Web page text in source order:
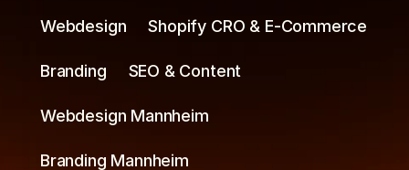
Webdesign Shopify CRO & E-Commerce
Branding SEO & Content
Webdesign Mannheim
Branding Mannheim